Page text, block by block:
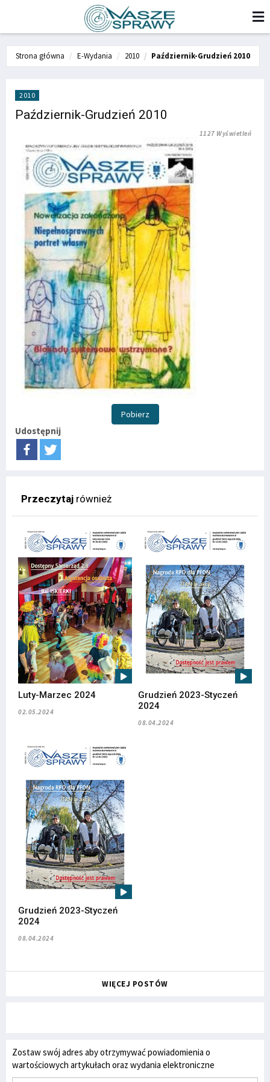
Strona główna E-Wydania 2010 Październik-Grudzień 2010
2010
Październik-Grudzień 2010
1127 Wyświetleń
Pobierz
Udostępnij
Przeczytaj również
Luty-Marzec 2024
02.05.2024
Grudzień 2023-Styczeń
2024
08.04.2024
Grudzień 2023-Styczeń
2024
08.04.2024
WIĘCEJ POSTÓW
Zostaw swój adres aby otrzymywać powiadomienia o
wartościowych artykułach oraz wydania elektroniczne